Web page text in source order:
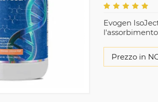
Evogen
Prezzo in